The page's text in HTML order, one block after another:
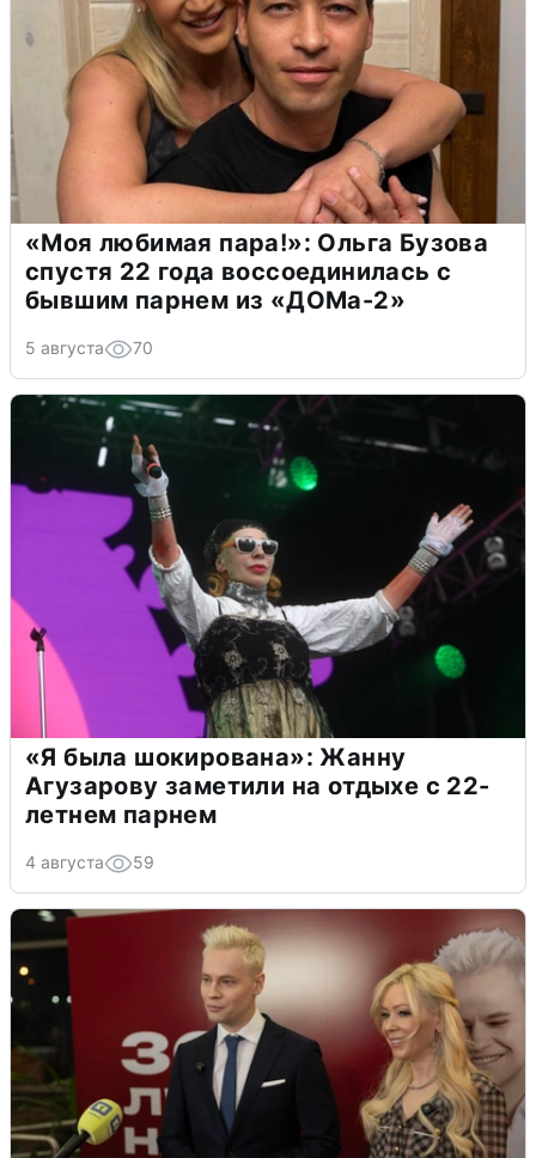
«Моя любимая пара!»: Ольга Бузова
спустя 22 года воссоединилась с
бывшим парнем из «ДОМа-2»
5 августа 70
«Я была шокирована»: Жанну
Агузарову заметили на отдыхе с 22-
летнем парнем
4 августа 59